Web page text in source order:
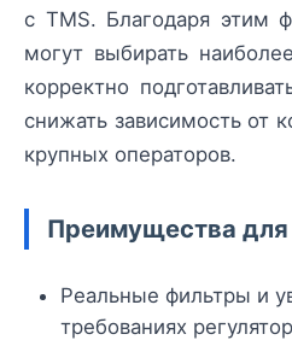
с TMS. Благодаря этим
могут выбирать
корректно
снижать зависимость от
крупных операторов.
Преимущества для
Реальные фильтры и
требованиях